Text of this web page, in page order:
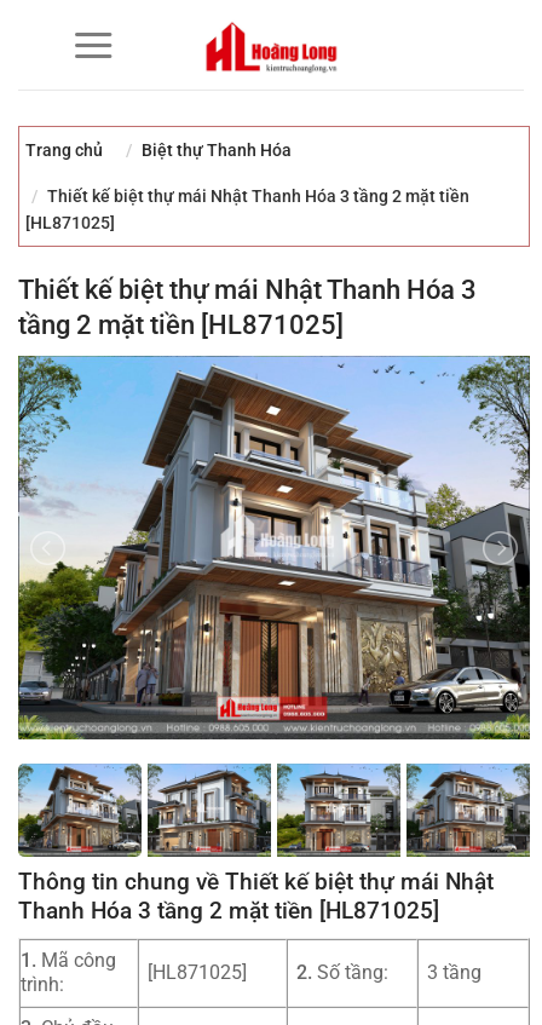
Trang chủ Biệt thự Thanh Hóa
Thiết kế biệt thự mái Nhật Thanh Hóa 3 tầng 2 mặt tiền
[HL871025]
Thiết kế biệt thự mái Nhật Thanh Hóa 3
tầng 2 mặt tiền [HL871025]
Thông tin chung về Thiết kế biệt thự mái Nhật
Thanh Hóa 3 tầng 2 mặt tiền [HL871025]
1. Mã công
trình:
[HL871025] 2. Số tầng: 3 tầng